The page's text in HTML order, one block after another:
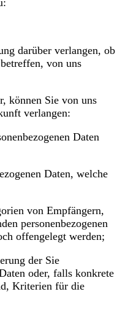
darüber verlangen, ob
von uns
können Sie von uns
verlangen:
Daten
Daten, welche
von Empfängern,
personenbezogenen
offengelegt werden;
der Sie
oder, falls konkrete
Kriterien für die